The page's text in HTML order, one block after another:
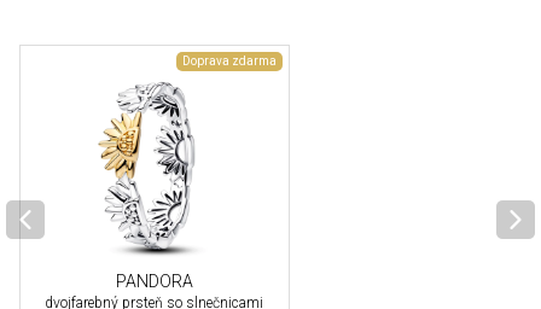
Doprava zdarma
PANDORA
dvojfarebný prsteň so slnečnicami